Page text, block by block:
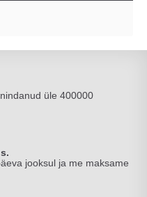
üle 400000
jooksul ja me maksame